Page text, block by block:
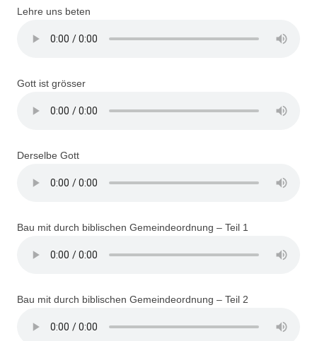
Lehre uns beten
Gott ist grösser
Derselbe Gott
Bau mit durch biblischen Gemeindeordnung – Teil 1
Bau mit durch biblischen Gemeindeordnung – Teil 2